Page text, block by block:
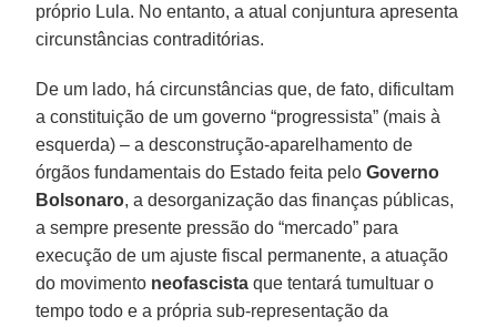
próprio Lula. No entanto, a atual conjuntura apresenta
circunstâncias contraditórias.
De um lado, há circunstâncias que, de fato, dificultam
a constituição de um governo “progressista” (mais à
esquerda) – a desconstrução-aparelhamento de
órgãos fundamentais do Estado feita peloGoverno
Bolsonaro, a desorganização das finanças públicas,
a sempre presente pressão do “mercado” para
execução de um ajuste fiscal permanente, a atuação
do movimento neofascista que tentará tumultuar o
tempo todo e a própria sub-representação da